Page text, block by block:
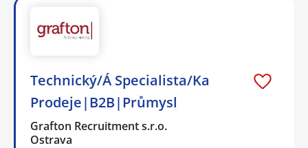
Technický/Á Specialista/Ka
Prodeje|B2B|Průmysl
Grafton Recruitment s.r.o.
Ostrava